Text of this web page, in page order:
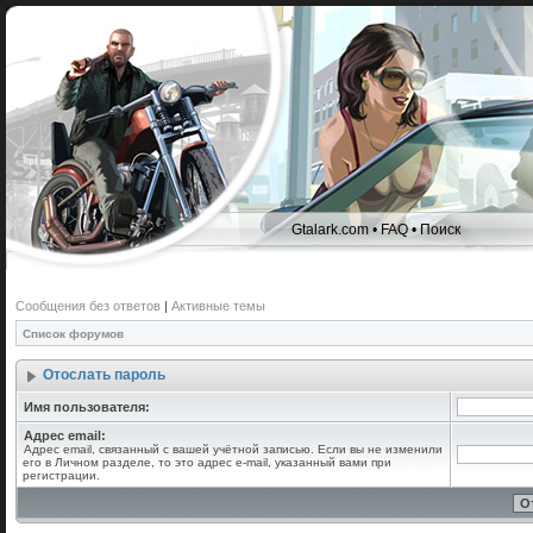
Gtalark.com •FAQ•Поиск
Сообщения без ответов | Активные темы
Список форумов
Отослать пароль
Имя пользователя:
Адрес email:
Адрес email, связанный с вашей учётной записью. Если вы не изменили
его в Личном разделе, то это адрес e-mail, указанный вами при
регистрации.